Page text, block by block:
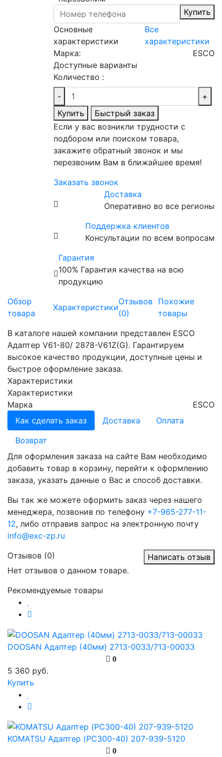
Купить
Основные
характеристики
Все
характеристики
Марка:
ESCO
Доступные варианты
Количество :
-
+
Купить
Быстрый заказ
Если у вас возникли трудности с
подбором или поиском товара,
закажите обратный звонок и мы
перезвоним Вам в ближайшее время!
Заказать звонок
Доставка
Оперативно во все регионы
Поддержка клиентов
Консультации по всем вопросам
Гарантия
100% Гарантия качества на всю
продукцию
Обзор
товара
Характеристики
Отзывов
(0)
Похожие
товары
В каталоге нашей компании представлен ESCO
Адаптер V61-80/ 2878-V61Z(G). Гарантируем
высокое качество продукции, доступные цены и
быстрое оформление заказа.
Характеристики
Характеристики
Марка
ESCO
Как сделать заказ
Доставка
Оплата
Возврат
Для оформления заказа на сайте Вам необходимо
добавить товар в корзину, перейти к оформлению
заказа, указать данные о Вас и способ доставки.
Вы так же можете оформить заказ через нашего
менеджера, позвонив по телефону +7-965-277-11-
12, либо отправив запрос на электронную почту
info@exc-zp.ru
Отзывов (0)
Написать отзыв
Нет отзывов о данном товаре.
Рекомендуемые товары
DOOSAN Адаптер (40мм) 2713-0033/713-00033
0
5 360 руб.
Купить
KOMATSU Адаптер (PC300-40) 207-939-5120
0